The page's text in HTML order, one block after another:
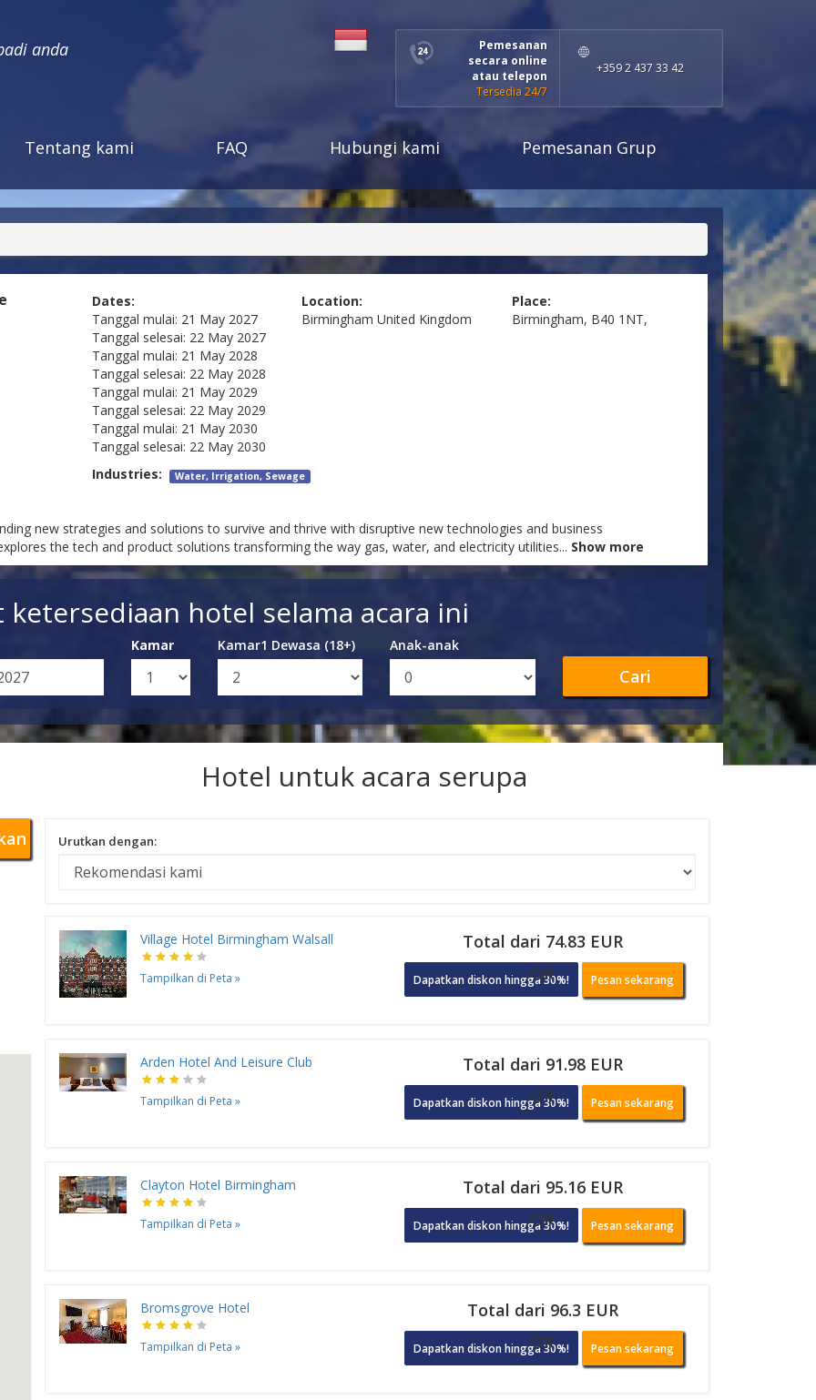
anda
Pemesanan
secara online
atau telepon
Tersedia 24/7
+359 2 437 33 42
Tentang kami FAQ Hubungi kami Pemesanan Grup
Dates:
Tanggal mulai: 21 May 2027
Tanggal selesai: 22 May 2027
Tanggal mulai: 21 May 2028
Tanggal selesai: 22 May 2028
Tanggal mulai: 21 May 2029
Tanggal selesai: 22 May 2029
Tanggal mulai: 21 May 2030
Tanggal selesai: 22 May 2030
Location:
Birmingham United Kingdom
Place:
Birmingham, B40 1NT,
Industries: Water, Irrigation, Sewage
new strategies and solutions to survive and thrive with disruptive new technologies and business
the tech and product solutions transforming the way gas, water, and electricity utilities... Show more
ketersediaan hotel selama acara ini
Kamar Kamar1 Dewasa (18+) Anak-anak
Cari
Hotel untuk acara serupa
Urutkan dengan:
Village Hotel Birmingham Walsall
Tampilkan di Peta »
Total dari 74.83 EUR
Dapatkan diskon hingga 30%!
OR Pesan sekarang
Arden Hotel And Leisure Club
Tampilkan di Peta »
Total dari 91.98 EUR
Dapatkan diskon hingga 30%!
OR Pesan sekarang
Clayton Hotel Birmingham
Tampilkan di Peta »
Total dari 95.16 EUR
Dapatkan diskon hingga 30%!
OR Pesan sekarang
Bromsgrove Hotel
Tampilkan di Peta »
Total dari 96.3 EUR
Dapatkan diskon hingga 30%!
OR Pesan sekarang